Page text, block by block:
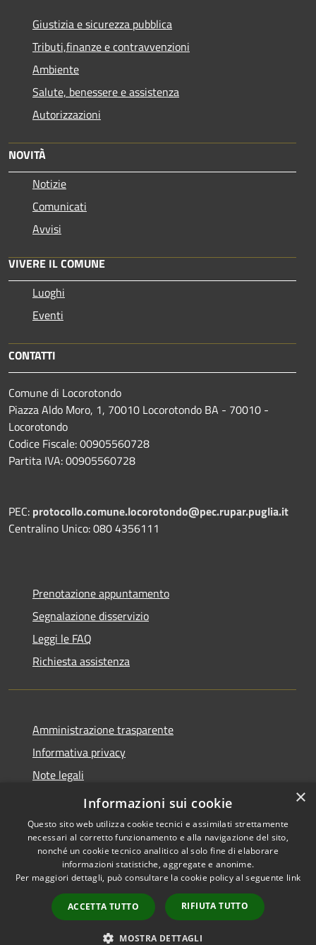
Giustizia e sicurezza pubblica
Tributi,finanze e contravvenzioni
Ambiente
Salute, benessere e assistenza
Autorizzazioni
NOVITÀ
Notizie
Comunicati
Avvisi
VIVERE IL COMUNE
Luoghi
Eventi
CONTATTI
Comune di Locorotondo
Piazza Aldo Moro, 1, 70010 Locorotondo BA - 70010 -
Locorotondo
Codice Fiscale: 00905560728
Partita IVA: 00905560728
PEC: protocollo.comune.locorotondo@pec.rupar.puglia.it
Centralino Unico: 080 4356111
Prenotazione appuntamento
Segnalazione disservizio
Leggi le FAQ
Richiesta assistenza
Amministrazione trasparente
Informativa privacy
Note legali
Dichiarazione di accessibilità
Accessibilità
Copyright © 2026 • Comune di
Locorotondo • Powered by
Municipium•
Accesso
redazione
×
Informazioni sui cookie
Questo sito web utilizza cookie tecnici e assimilati strettamente
necessari al corretto funzionamento e alla navigazione del sito,
nonché un cookie tecnico analitico al solo fine di elaborare
informazioni statistiche, aggregate e anonime.
Per maggiori dettagli, può consultare la cookie policy al seguente link
ACCETTA TUTTO RIFIUTA TUTTO
MOSTRA DETTAGLI